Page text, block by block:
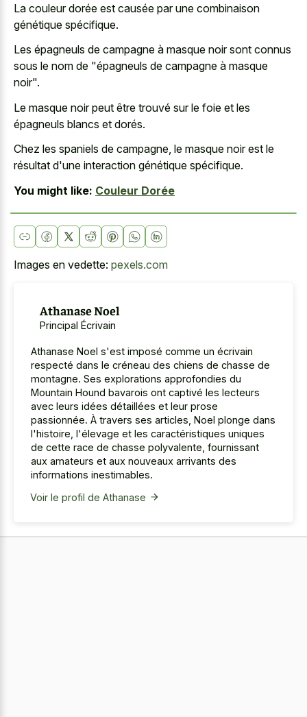
La couleur dorée est causée par une combinaison
génétique spécifique.
Les épagneuls de campagne à masque noir sont connus
sous le nom de "épagneuls de campagne à masque
noir".
Le masque noir peut être trouvé sur le foie et les
épagneuls blancs et dorés.
Chez les spaniels de campagne, le masque noir est le
résultat d'une interaction génétique spécifique.
You might like: Couleur Dorée
Images en vedette: pexels.com
Athanase Noel
Principal Écrivain
Athanase Noel s'est imposé comme un écrivain
respecté dans le créneau des chiens de chasse de
montagne. Ses explorations approfondies du
Mountain Hound bavarois ont captivé les lecteurs
avec leurs idées détaillées et leur prose
passionnée. À travers ses articles, Noel plonge dans
l'histoire, l'élevage et les caractéristiques uniques
de cette race de chasse polyvalente, fournissant
aux amateurs et aux nouveaux arrivants des
informations inestimables.
Voir le profil de Athanase